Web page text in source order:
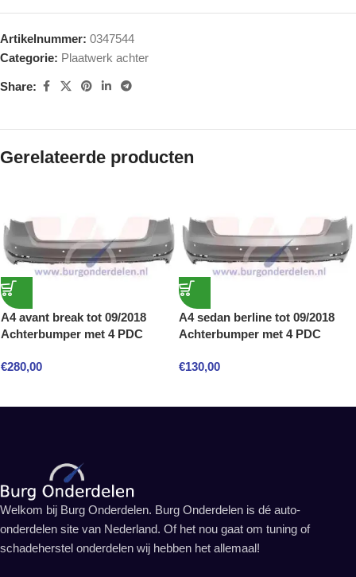
Artikelnummer: 0347544
Categorie: Plaatwerk achter
Share:
Gerelateerde producten
A4 avant break tot 09/2018
Achterbumper met 4 PDC
€280,00
A4 sedan berline tot 09/2018
Achterbumper met 4 PDC
€130,00
Welkom bij Burg Onderdelen. Burg Onderdelen is dé auto-
onderdelen site van Nederland. Of het nou gaat om tuning of
schadeherstel onderdelen wij hebben het allemaal!